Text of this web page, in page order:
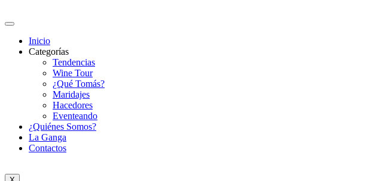
al
Inicio
Categorías
Tendencias
Wine Tour
¿Qué Tomás?
Maridajes
Hacedores
Eventeando
¿Quiénes Somos?
La Ganga
Contactos